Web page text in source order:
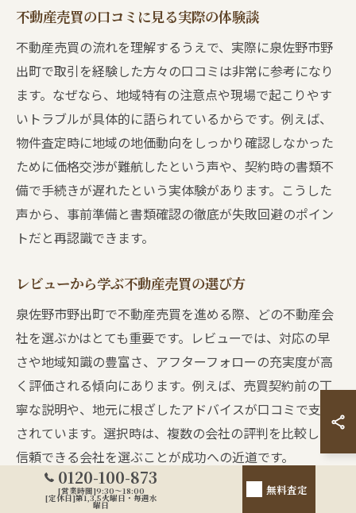
不動産売買の口コミに見る実際の体験談
不動産売買の流れを理解するうえで、実際に泉佐野市野
出町で取引を経験した方々の口コミは非常に参考になり
ます。なぜなら、地域特有の注意点や現場で起こりやす
いトラブルが具体的に語られているからです。例えば、
物件査定時に地域の地価動向をしっかり確認しなかった
ために価格交渉が難航したという声や、契約時の書類不
備で手続きが遅れたという実体験があります。こうした
声から、事前準備と書類確認の徹底が失敗回避のポイン
トだと再認識できます。
レビューから学ぶ不動産売買の選び方
泉佐野市野出町で不動産売買を進める際、どの不動産会
社を選ぶかはとても重要です。レビューでは、対応の早
さや地域知識の豊富さ、アフターフォローの充実度が高
く評価される傾向にあります。例えば、売買契約前の丁
寧な説明や、地元に根ざしたアドバイスが口コミで支持
されています。選択時は、複数の会社の評判を比較し、
信頼できる会社を選ぶことが成功への近道です。
不動産売買の現場で語られる失敗と成功例
0120-100-873
[営業時間]9:30～18:00
[定休日]第1,3,5火曜日・毎週水
曜日
無料査定